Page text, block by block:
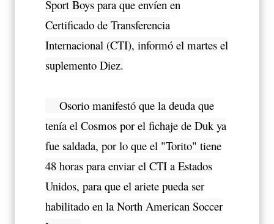
Sport Boys para que envíen en
Certificado de Transferencia
Internacional (CTI), informó el martes el
suplemento Diez.
Osorio manifestó que la deuda que
tenía el Cosmos por el fichaje de Duk ya
fue saldada, por lo que el "Torito" tiene
48 horas para enviar el CTI a Estados
Unidos, para que el ariete pueda ser
habilitado en la North American Soccer